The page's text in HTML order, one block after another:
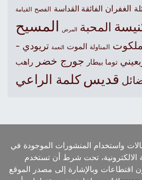
الغفران الفائقة القداسة الفصح القيامة
المحبة المرض المسيح
المناولة الموت النعمة تريودي -
توما بيطار جورج خضر راهب
قديس كلمة الراعي
واستخدام المنشورات الموجودة في
الالكترونية، تحت شرط أن تستخدم
اقتطاعات وبالإشارة إلى مصدر الموقع